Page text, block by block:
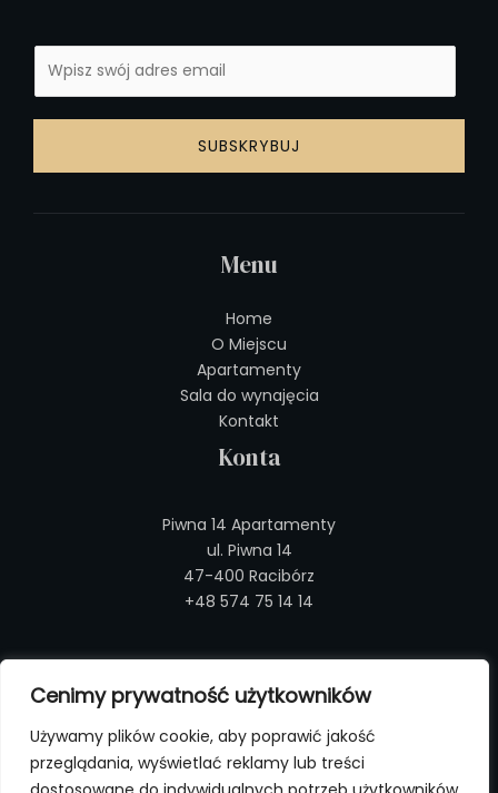
Cenimy prywatność użytkowników
Używamy plików cookie, aby poprawić jakość
przeglądania, wyświetlać reklamy lub treści
SUBSKRYBUJ
Menu
Home
O Miejscu
Apartamenty
Sala do wynajęcia
Kontakt
Konta
Piwna 14 Apartamenty
ul. Piwna 14
47-400 Racibórz
+48 574 75 14 14
Regulamin sali bankietowej
Regulamin noclegów
Polityka Prywatności